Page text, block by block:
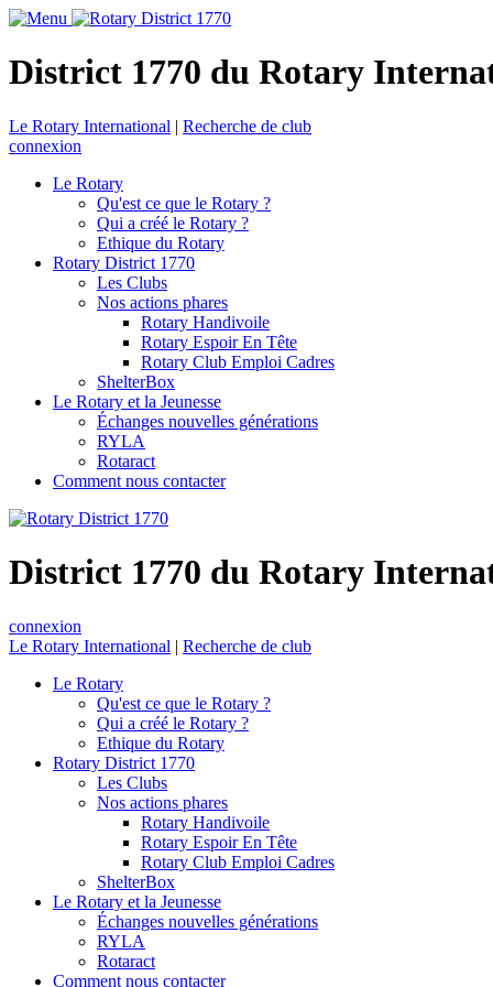
District 1770 du Rotary
Le Rotary International | Recherche de club
connexion
Le Rotary
Qu'est ce que le Rotary ?
Qui a créé le Rotary ?
Ethique du Rotary
Rotary District 1770
Les Clubs
Nos actions phares
Rotary Handivoile
Rotary Espoir En Tête
Rotary Club Emploi Cadres
ShelterBox
Le Rotary et la Jeunesse
Échanges nouvelles générations
RYLA
Rotaract
Comment nous contacter
District 1770 du Rotary
connexion
Le Rotary International | Recherche de club
Le Rotary
Qu'est ce que le Rotary ?
Qui a créé le Rotary ?
Ethique du Rotary
Rotary District 1770
Les Clubs
Nos actions phares
Rotary Handivoile
Rotary Espoir En Tête
Rotary Club Emploi Cadres
ShelterBox
Le Rotary et la Jeunesse
Échanges nouvelles générations
RYLA
Rotaract
Comment nous contacter